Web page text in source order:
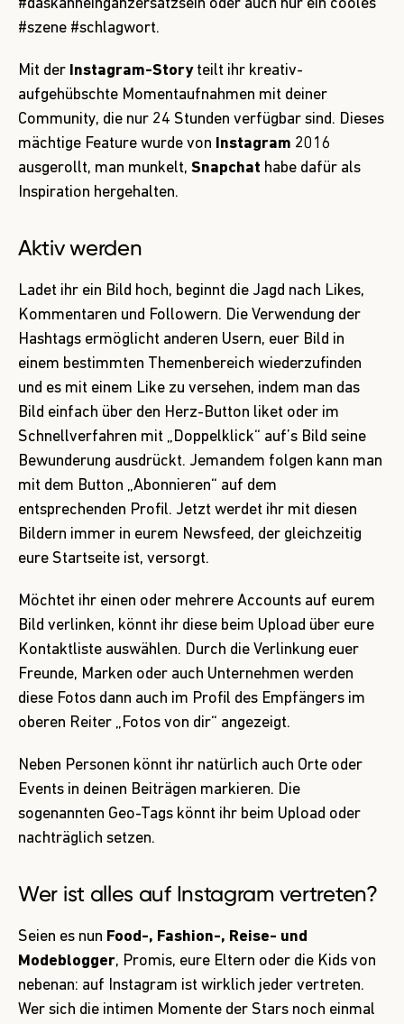
#daskanneinganzersatzsein oder auch nur ein cooles
#szene #schlagwort.
Mit der Instagram-Story teilt ihr kreativ-
aufgehübschte Momentaufnahmen mit deiner
Community, die nur 24 Stunden verfügbar sind. Dieses
mächtige Feature wurde von Instagram 2016
ausgerollt, man munkelt, Snapchat habe dafür als
Inspiration hergehalten.
Aktiv werden
Ladet ihr ein Bild hoch, beginnt die Jagd nach Likes,
Kommentaren und Followern. Die Verwendung der
Hashtags ermöglicht anderen Usern, euer Bild in
einem bestimmten Themenbereich wiederzufinden
und es mit einem Like zu versehen, indem man das
Bild einfach über den Herz-Button liket oder im
Schnellverfahren mit „Doppelklick“ auf’s Bild seine
Bewunderung ausdrückt. Jemandem folgen kann man
mit dem Button „Abonnieren“ auf dem
entsprechenden Profil. Jetzt werdet ihr mit diesen
Bildern immer in eurem Newsfeed, der gleichzeitig
eure Startseite ist, versorgt.
Möchtet ihr einen oder mehrere Accounts auf eurem
Bild verlinken, könnt ihr diese beim Upload über eure
Kontaktliste auswählen. Durch die Verlinkung euer
Freunde, Marken oder auch Unternehmen werden
diese Fotos dann auch im Profil des Empfängers im
oberen Reiter „Fotos von dir“ angezeigt.
Neben Personen könnt ihr natürlich auch Orte oder
Events in deinen Beiträgen markieren. Die
sogenannten Geo-Tags könnt ihr beim Upload oder
nachträglich setzen.
Wer ist alles auf Instagram vertreten?
Seien es nun Food-, Fashion-, Reise- und
Modeblogger, Promis, eure Eltern oder die Kids von
nebenan: auf Instagram ist wirklich jeder vertreten.
Wer sich die intimen Momente der Stars noch einmal